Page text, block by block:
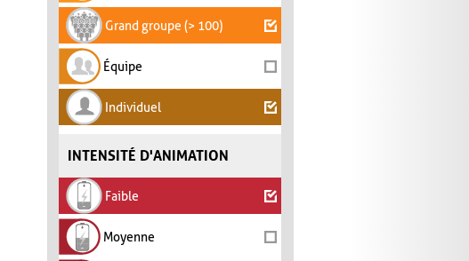
Grand groupe (> 100)
Équipe
Individuel
INTENSITÉ D'ANIMATION
Faible
Moyenne